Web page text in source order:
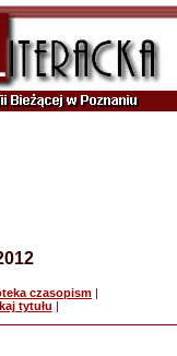
czasopism |
tytułu |